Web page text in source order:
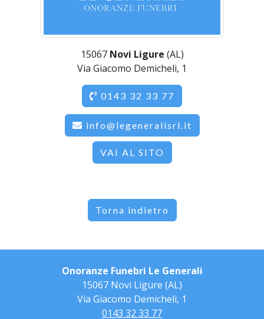
15067 Novi Ligure (AL)
Via Giacomo Demicheli, 1
0143 32 33 77
info@legeneralisrl.it
VAI AL SITO
Torna indietro
Onoranze Funebri Le Generali
15067 Novi Ligure (AL)
Via Giacomo Demicheli, 1
0143 32 33 77